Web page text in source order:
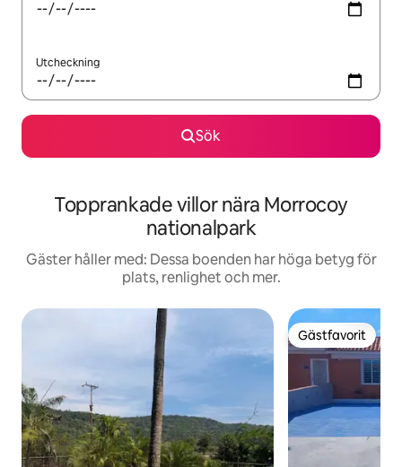
Utcheckning
Sök
Topprankade villor nära Morrocoy
nationalpark
Gäster håller med: Dessa boenden har höga betyg för
plats, renlighet och mer.
Gästfavorit
Gästfavorit